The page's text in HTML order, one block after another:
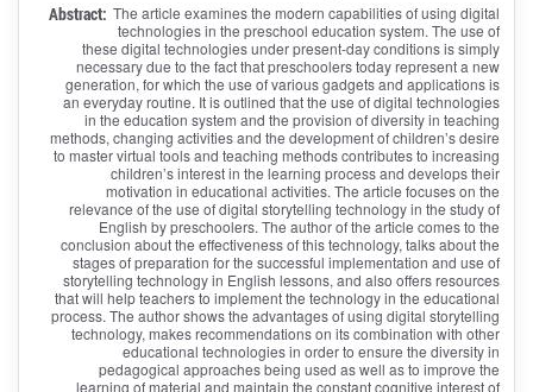
Abstract: The article examines the modern capabilities of using digital
technologies in the preschool education system. The use of
these digital technologies under present-day conditions is simply
necessary due to the fact that preschoolers today represent a new
generation, for which the use of various gadgets and applications is
an everyday routine. It is outlined that the use of digital technologies
in the education system and the provision of diversity in teaching
methods, changing activities and the development of children’s desire
to master virtual tools and teaching methods contributes to increasing
children’s interest in the learning process and develops their
motivation in educational activities. The article focuses on the
relevance of the use of digital storytelling technology in the study of
English by preschoolers. The author of the article comes to the
conclusion about the effectiveness of this technology, talks about the
stages of preparation for the successful implementation and use of
storytelling technology in English lessons, and also offers resources
that will help teachers to implement the technology in the educational
process. The author shows the advantages of using digital storytelling
technology, makes recommendations on its combination with other
educational technologies in order to ensure the diversity in
pedagogical approaches being used as well as to improve the
learning of material and maintain the constant cognitive interest of